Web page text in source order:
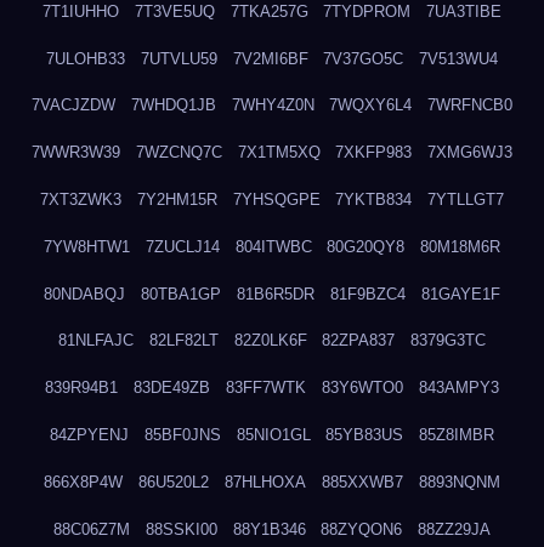
7T1IUHHO 7T3VE5UQ 7TKA257G 7TYDPROM 7UA3TIBE
7ULOHB33 7UTVLU59 7V2MI6BF 7V37GO5C 7V513WU4
7VACJZDW 7WHDQ1JB 7WHY4Z0N 7WQXY6L4 7WRFNCB0
7WWR3W39 7WZCNQ7C 7X1TM5XQ 7XKFP983 7XMG6WJ3
7XT3ZWK3 7Y2HM15R 7YHSQGPE 7YKTB834 7YTLLGT7
7YW8HTW1 7ZUCLJ14 804ITWBC 80G20QY8 80M18M6R
80NDABQJ 80TBA1GP 81B6R5DR 81F9BZC4 81GAYE1F
81NLFAJC 82LF82LT 82Z0LK6F 82ZPA837 8379G3TC
839R94B1 83DE49ZB 83FF7WTK 83Y6WTO0 843AMPY3
84ZPYENJ 85BF0JNS 85NIO1GL 85YB83US 85Z8IMBR
866X8P4W 86U520L2 87HLHOXA 885XXWB7 8893NQNM
88C06Z7M 88SSKI00 88Y1B346 88ZYQON6 88ZZ29JA